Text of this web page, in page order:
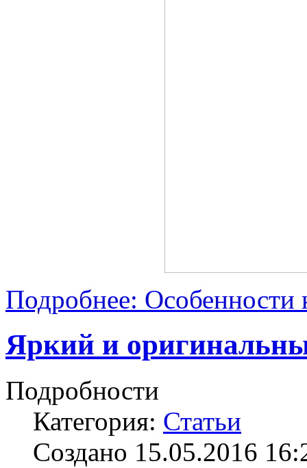
Подробнее: Особенности
Яркий и
Подробности
Категория: Статьи
Создано 15.05.2016